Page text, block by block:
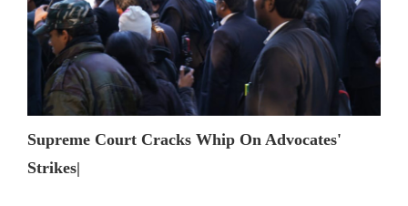
Supreme Court Cracks Whip On Advocates'
Strikes|